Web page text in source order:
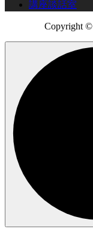
講座談話室
Copyright